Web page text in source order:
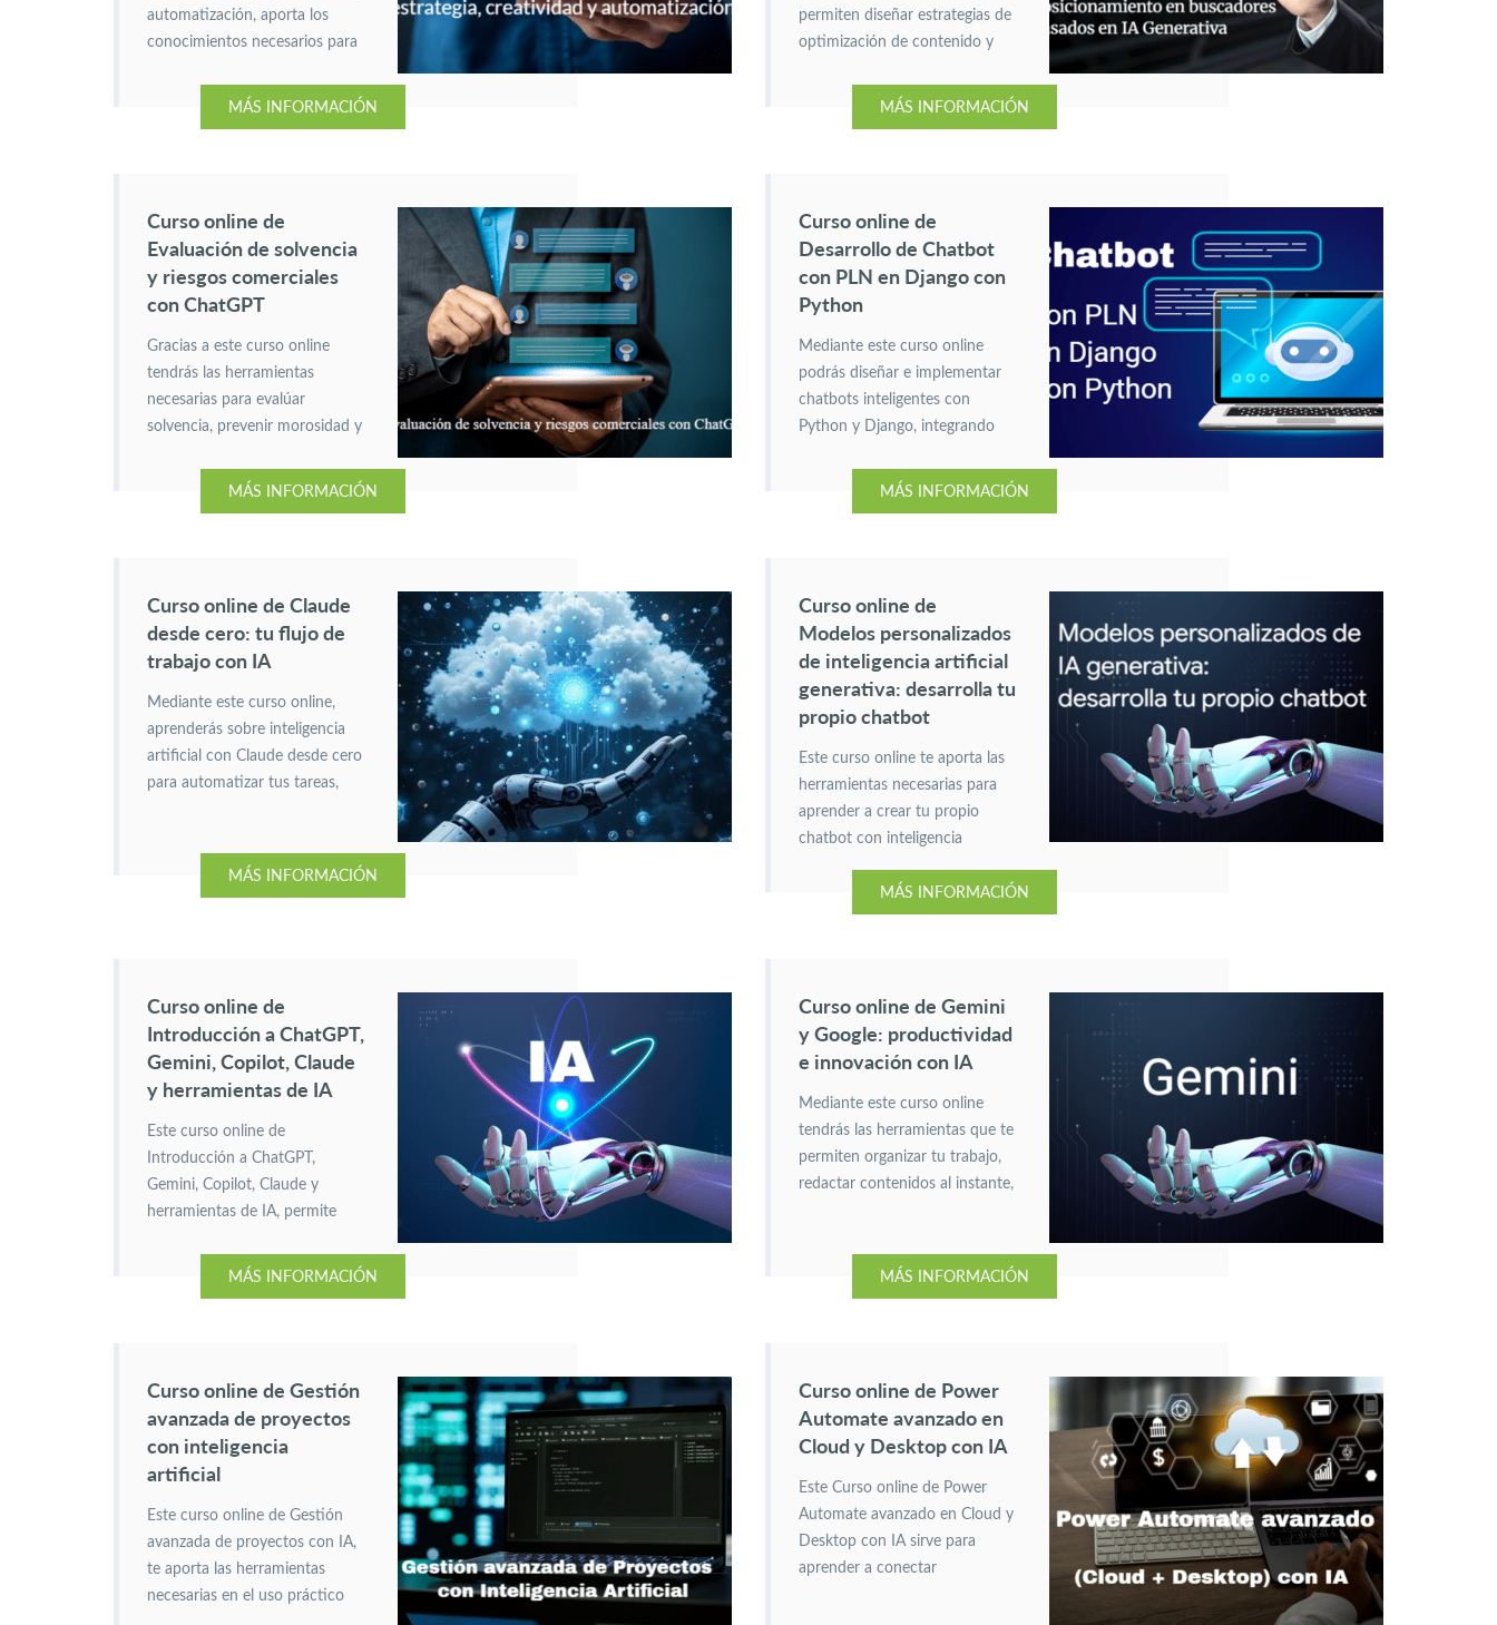
automatización, aporta los
conocimientos necesarios para
el fin de diseñar, gestionar y
MÁS INFORMACIÓN
permiten diseñar estrategias de
optimización de contenido y
Específiciamente,
MÁS INFORMACIÓN
Curso online de
Evaluación de solvencia
y riesgos comerciales
con ChatGPT
Gracias a este curso online
tendrás las herramientas
necesarias para evalúar
solvencia, prevenir morosidad y
ChatGPT como copiloto de tu
MÁS INFORMACIÓN
Curso online de
Desarrollo de Chatbot
con PLN en Django con
Python
Mediante este curso online
podrás diseñar e implementar
chatbots inteligentes con
Python y Django, integrando
natural para mejorar la
MÁS INFORMACIÓN
Curso online de Claude
desde cero: tu flujo de
trabajo con IA
Mediante este curso online,
aprenderás sobre inteligencia
artificial con Claude desde cero
para automatizar tus tareas,
MÁS INFORMACIÓN
Curso online de
Modelos personalizados
de inteligencia artificial
generativa: desarrolla tu
propio chatbot
Este curso online te aporta las
herramientas necesarias para
aprender a crear tu propio
chatbot con inteligencia
herramientas, pasos y técnicas
para una experiencia
MÁS INFORMACIÓN
Curso online de
Introducción a ChatGPT,
Gemini, Copilot, Claude
y herramientas de IA
Este curso online de
Introducción a ChatGPT,
Gemini, Copilot, Claude y
herramientas de IA, permite
están transformando el
inmediata.
MÁS INFORMACIÓN
Curso online de Gemini
y Google: productividad
e innovación con IA
Mediante este curso online
tendrás las herramientas que te
permiten organizar tu trabajo,
redactar contenidos al instante,
y Google mediante inteligencia
MÁS INFORMACIÓN
Curso online de Gestión
avanzada de proyectos
con inteligencia
artificial
Este curso online de Gestión
avanzada de proyectos con IA,
te aporta las herramientas
necesarias en el uso práctico
Curso online de Power
Automate avanzado en
Cloud y Desktop con IA
Este Curso online de Power
Automate avanzado en Cloud y
Desktop con IA sirve para
aprender a conectar